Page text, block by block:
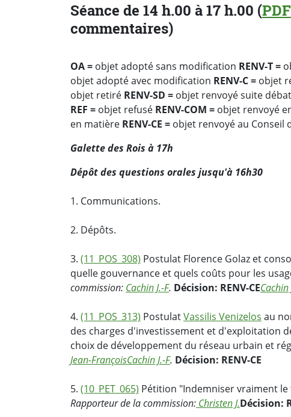
Séance de 14 h.00 à 17 h.00 (PDF
commentaires)
OA = objet adopté sans modification RENV-T =
objet adopté avec modification RENV-C = objet
objet retiré RENV-SD = objet renvoyé suite débat
REF = objet refusé RENV-COM = objet renvoyé
en matière RENV-CE = objet renvoyé au Conseil
Galette des Rois à 17h
Dépôt des questions orales jusqu'à 16h30
1. Communications.
2. Dépôts.
3. (11_POS_308) Postulat Florence Golaz et
quelle gouvernance et quels coûts pour les
commission: Cachin J.-F. Décision: RENV-CE
4. (11_POS_313) PostulatVassilis Venizelos au
des charges d'investissement et d'exploitation
choix de développement du réseau urbain et
Jean-FrançoisCachin J.-F. Décision: RENV-CE
5. (10_PET_065) Pétition "Indemniser vraiment
Rapporteur de la commission: Christen J.Décision: